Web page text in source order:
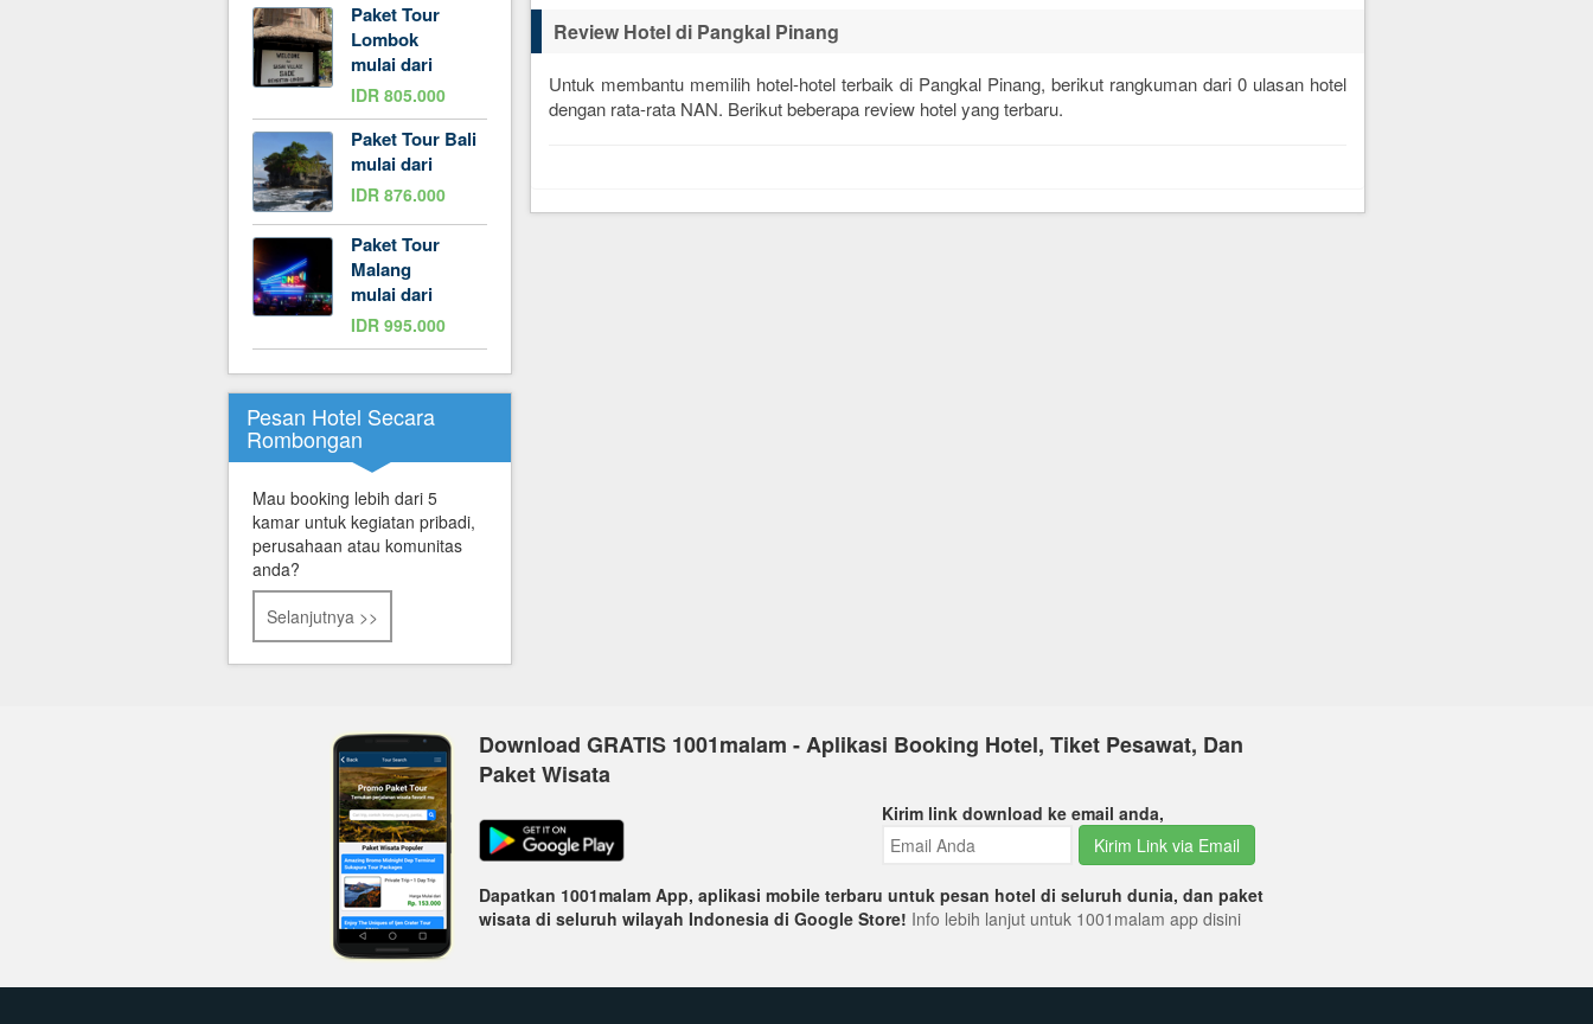
Paket Tour
Lombok
mulai dari
IDR 805.000
Paket Tour Bali
mulai dari
IDR 876.000
Paket Tour
Malang
mulai dari
IDR 995.000
Pesan Hotel Secara
Rombongan
Mau booking lebih dari 5
kamar untuk kegiatan pribadi,
perusahaan atau komunitas
anda?
Selanjutnya >>
Review Hotel di Pangkal Pinang
Untuk membantu memilih hotel-hotel terbaik di Pangkal Pinang, berikut rangkuman dari 0 ulasan hotel
dengan rata-rata NAN. Berikut beberapa review hotel yang terbaru.
Download GRATIS 1001malam - Aplikasi Booking Hotel, Tiket Pesawat, Dan
Paket Wisata
Kirim link download ke email anda,
Kirim Link via Email
Dapatkan 1001malam App, aplikasi mobile terbaru untuk pesan hotel di seluruh dunia, dan paket
wisata di seluruh wilayah Indonesia di Google Store! Info lebih lanjut untuk 1001malam app disini